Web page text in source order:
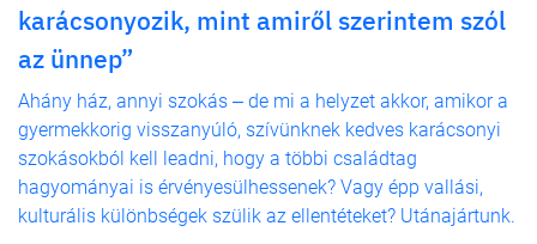
karácsonyozik, mint amiről szerintem szól
az ünnep”
Ahány ház, annyi szokás ‒ de mi a helyzet akkor, amikor a
gyermekkorig visszanyúló, szívünknek kedves karácsonyi
szokásokból kell leadni, hogy a többi családtag
hagyományai is érvényesülhessenek? Vagy épp vallási,
kulturális különbségek szülik az ellentéteket? Utánajártunk.